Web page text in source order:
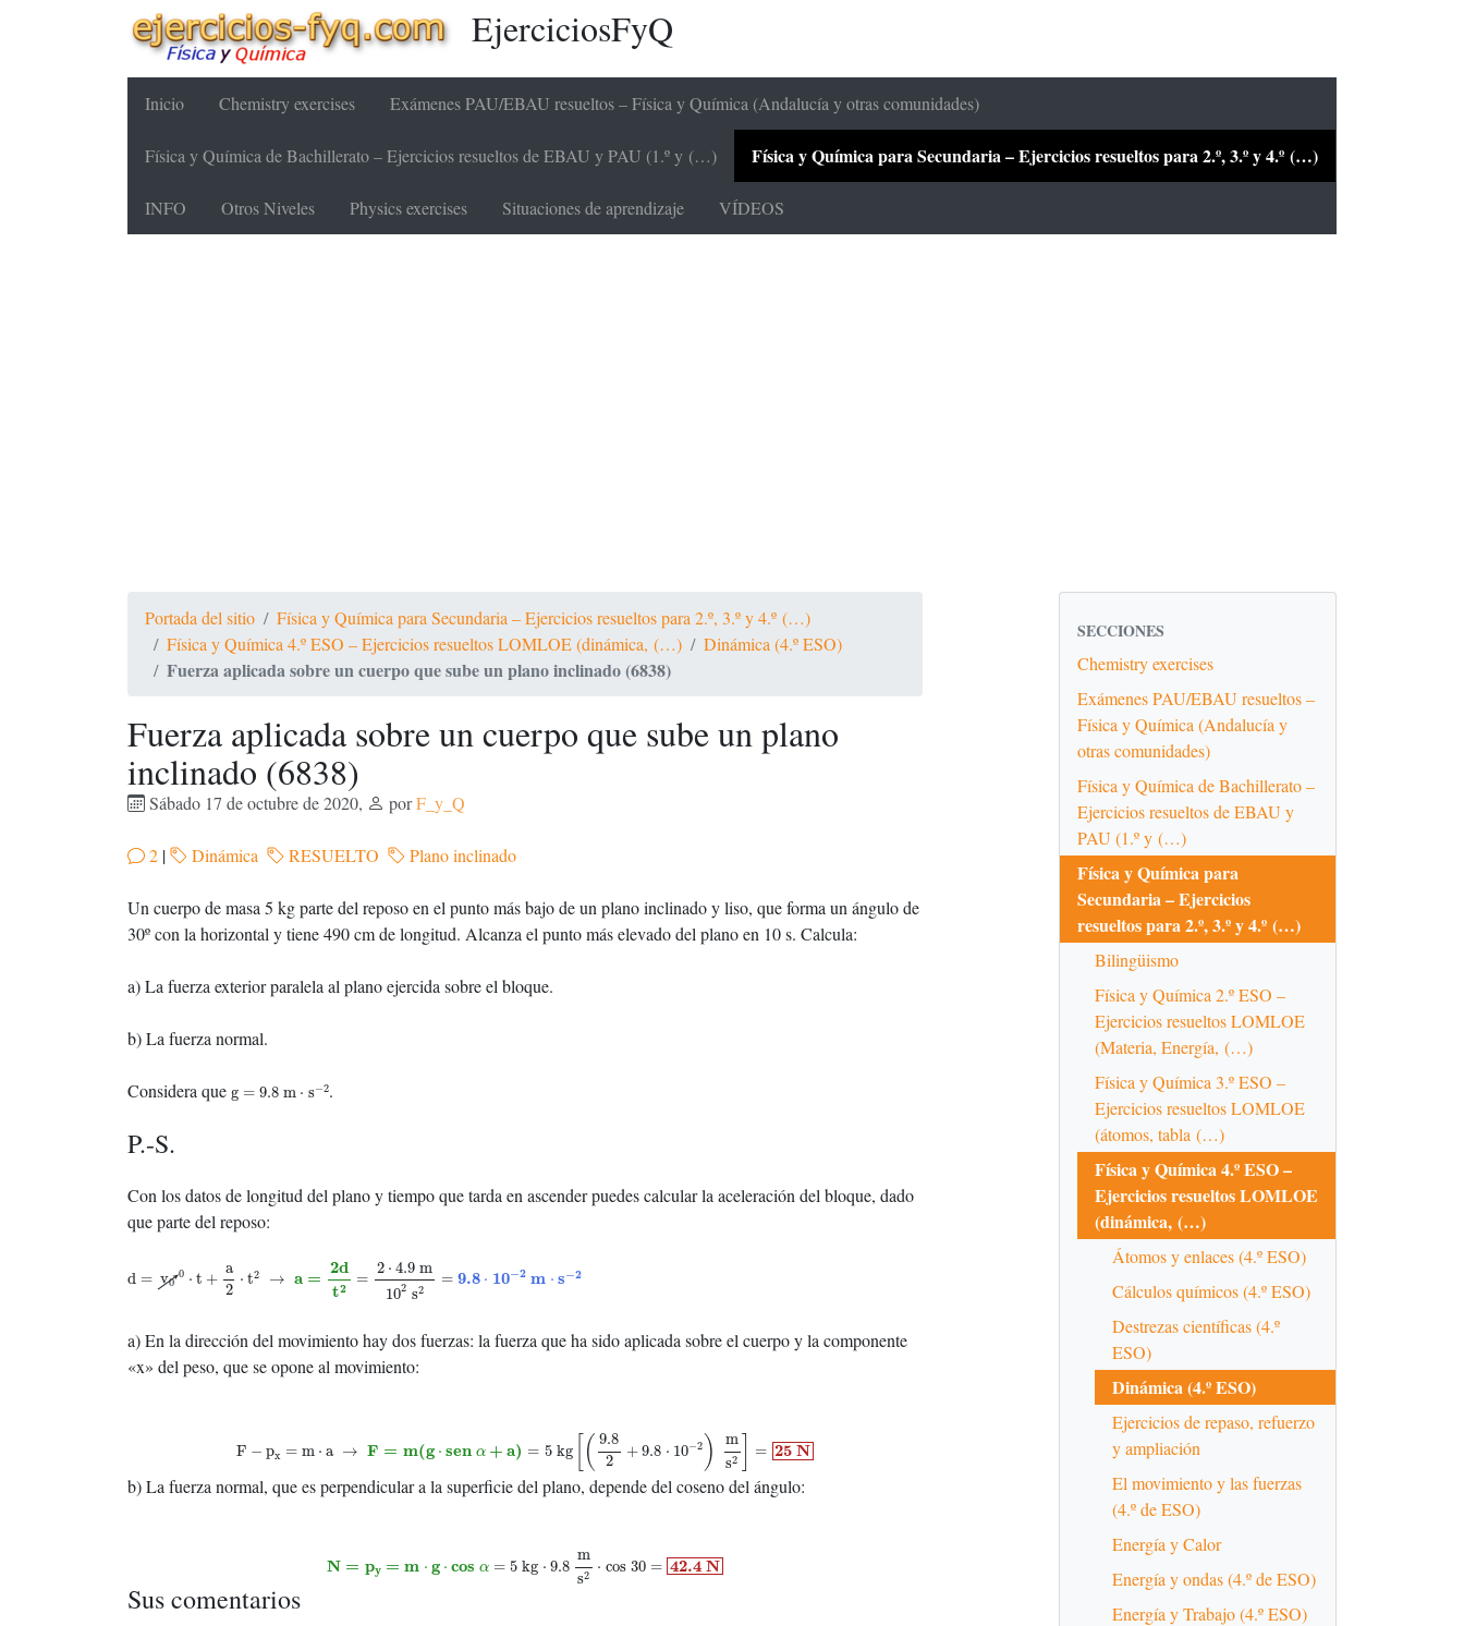
EjerciciosFyQ
Inicio Chemistry exercises Exámenes PAU/EBAU resueltos – Física y Química (Andalucía y otras comunidades)
Física y Química de Bachillerato – Ejercicios resueltos de EBAU y PAU (1.º y (…) Física y Química para Secundaria – Ejercicios resueltos para 2.º, 3.º y 4.º (…)
INFO Otros Niveles Physics exercises Situaciones de aprendizaje VÍDEOS
Portada del sitio
Física y Química para Secundaria – Ejercicios resueltos para 2.º, 3.º y 4.º (…)
Física y Química 4.º ESO – Ejercicios resueltos LOMLOE (dinámica, (…)
Dinámica (4.º ESO)
Fuerza aplicada sobre un cuerpo que sube un plano inclinado (6838)
Fuerza aplicada sobre un cuerpo que sube un plano
inclinado (6838)
Sábado 17 de octubre de 2020, porF_y_Q
2 | Dinámica RESUELTO Plano inclinado
Un cuerpo de masa 5 kg parte del reposo en el punto más bajo de un plano inclinado y liso, que forma un ángulo de
30º con la horizontal y tiene 490 cm de longitud. Alcanza el punto más elevado del plano en 10 s. Calcula:
a) La fuerza exterior paralela al plano ejercida sobre el bloque.
b) La fuerza normal.
Considera que g = 9.8 m ⋅ s−2
9.8 m .
P.-S.
Con los datos de longitud del plano y tiempo que tarda en ascender puedes calcular la aceleración del bloque, dado
que parte del reposo:
d = v0
0 ⋅ t +
a
2
⋅ t2 → a =
2d
t2
=
2 ⋅ 4.9 m
102 s2
= 9.8 ⋅ 10−2 m ⋅ s−2
→ m10 s2 9.8 ⋅10
a) En la dirección del movimiento hay dos fuerzas: la fuerza que ha sido aplicada sobre el cuerpo y la componente
«x» del peso, que se opone al movimiento:
F − px = m ⋅ a → F = m(g ⋅ sen α + a) = 5 kg ( 9.8
2
+9.8 ⋅ 10−2 )
m
s2 = 25 N
) m s2 ]=
b) La fuerza normal, que es perpendicular a la superficie del plano, depende del coseno del ángulo:
N = py = m ⋅ g ⋅ cos α = 5 kg ⋅ 9.8
m
s2 ⋅ cos 30 = 42.4 N
30=42.4
Sus comentarios
SECCIONES
Chemistry exercises
Exámenes PAU/EBAU resueltos –
Física y Química (Andalucía y
otras comunidades)
Física y Química de Bachillerato –
Ejercicios resueltos de EBAU y
PAU (1.º y (…)
Física y Química para
Secundaria – Ejercicios
resueltos para 2.º, 3.º y 4.º (…)
Bilingüismo
Física y Química 2.º ESO –
Ejercicios resueltos LOMLOE
(Materia, Energía, (…)
Física y Química 3.º ESO –
Ejercicios resueltos LOMLOE
(átomos, tabla (…)
Física y Química 4.º ESO –
Ejercicios resueltos LOMLOE
(dinámica, (…)
Átomos y enlaces (4.º ESO)
Cálculos químicos (4.º ESO)
Destrezas científicas (4.º
ESO)
Dinámica (4.º ESO)
Ejercicios de repaso, refuerzo
y ampliación
El movimiento y las fuerzas
(4.º de ESO)
Energía y Calor
Energía y ondas (4.º de ESO)
Energía y Trabajo (4.º ESO)